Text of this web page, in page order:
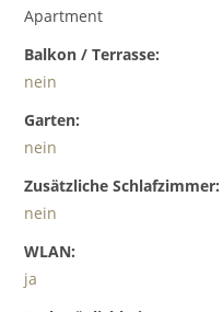
Apartment
Balkon / Terrasse:
nein
Garten:
nein
Zusätzliche Schlafzimmer:
nein
WLAN:
ja